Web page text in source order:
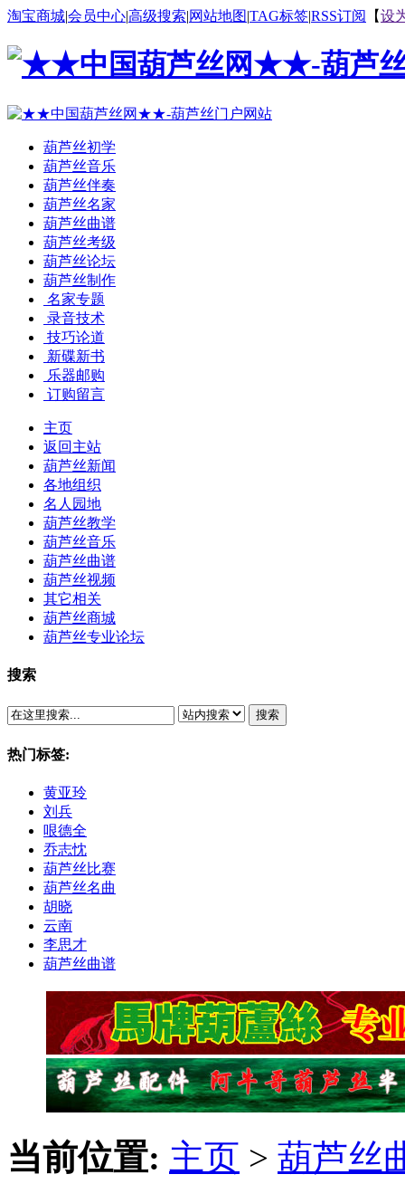
淘宝商城|会员中心|高级搜索|网站地图|TAG标签|RSS订阅 【设
葫芦丝初学
葫芦丝音乐
葫芦丝伴奏
葫芦丝名家
葫芦丝曲谱
葫芦丝考级
葫芦丝论坛
葫芦丝制作
名家专题
录音技术
技巧论道
新碟新书
乐器邮购
订购留言
主页
返回主站
葫芦丝新闻
各地组织
名人园地
葫芦丝教学
葫芦丝音乐
葫芦丝曲谱
葫芦丝视频
其它相关
葫芦丝商城
葫芦丝专业论坛
搜索
搜索
热门标签:
黄亚玲
刘兵
哏德全
乔志忱
葫芦丝比赛
葫芦丝名曲
胡晓
云南
李思才
葫芦丝曲谱
当前位置: 主页 > 葫芦丝